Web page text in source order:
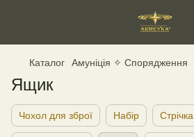
Каталог Амуніція ✧ Спорядження
Ящик
Чохол для зброї Набір Стрічка